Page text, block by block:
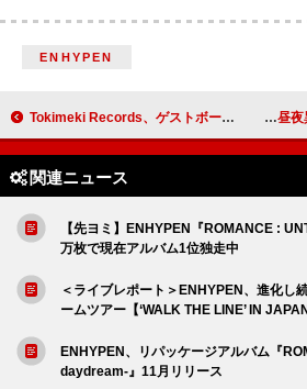
ENHYPEN
Tokimeki Records、ゲストボーカルを迎えてビルボードライブ公演開催決定 NAQT VANE
関連ニュース
【先ヨミ】ENHYPEN『ROMANCE :
万枚で現在アルバム1位独走中
＜ライブレポート＞ENHYPEN、進化
ームツアー【‘WALK THE LINE’ IN
ENHYPEN、リパッケージアルバム『
daydream-』11月リリース